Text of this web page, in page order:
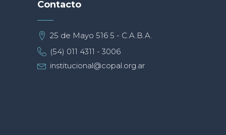
Contacto
25 de Mayo 516 5 - C.A.B.A.
(54) 011 4311 - 3006
institucional@copal.org.ar